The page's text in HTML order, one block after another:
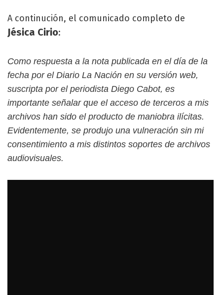
A continución, el comunicado completo de
Jésica Cirio:
Como respuesta a la nota publicada en el día de la
fecha por el Diario La Nación en su versión web,
suscripta por el periodista Diego Cabot, es
importante señalar que el acceso de terceros a mis
archivos han sido el producto de maniobra ilícitas.
Evidentemente, se produjo una vulneración sin mi
consentimiento a mis distintos soportes de archivos
audiovisuales.